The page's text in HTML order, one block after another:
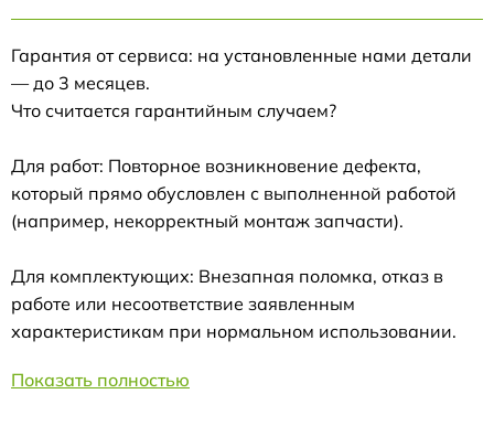
Гарантия от сервиса: на установленные нами детали
— до 3 месяцев.
Что считается гарантийным случаем?
Для работ: Повторное возникновение дефекта,
который прямо обусловлен с выполненной работой
(например, некорректный монтаж запчасти).
Для комплектующих: Внезапная поломка, отказ в
работе или несоответствие заявленным
характеристикам при нормальном использовании.
Показать полностью